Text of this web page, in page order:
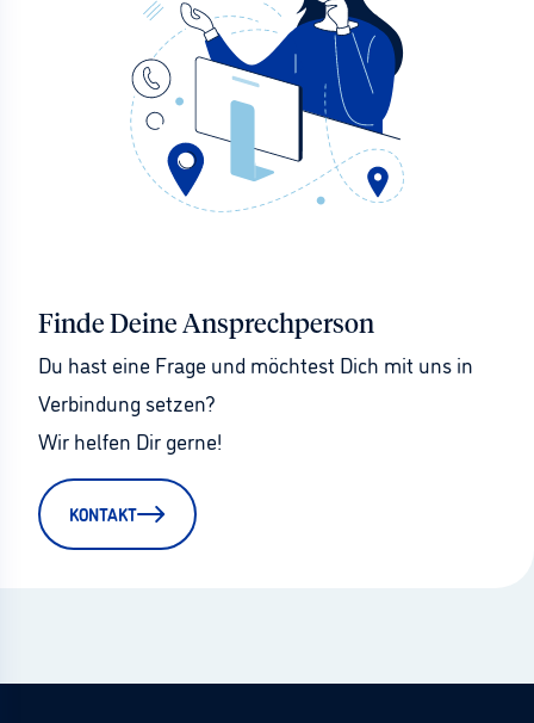
Finde Deine Ansprechperson
Du hast eine Frage und möchtest Dich mit uns in
Verbindung setzen?
Wir helfen Dir gerne!
KONTAKT